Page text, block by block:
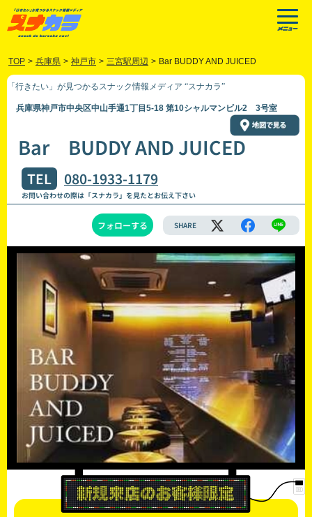
TOP > 兵庫県 > 神戸市 > 三宮駅周辺 > Bar BUDDY AND JUICED
「行きたい」が見つかるスナック情報メディア “スナカラ”
兵庫県神戸市中央区中山手通1丁目5-18 第10シャルマンビル2 3号室
Bar BUDDY AND JUICED
TEL 080-1933-1179
お問い合わせの際は「スナカラ」を見たとお伝え下さい
フォローする SHARE